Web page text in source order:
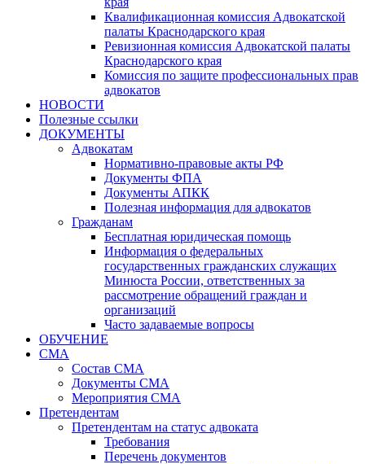
Квалификационная комиссия Адвокатской
палаты Краснодарского края
Ревизионная комиссия Адвокатской палаты
Краснодарского края
Комиссия по защите профессиональных прав
адвокатов
НОВОСТИ
Полезные ссылки
ДОКУМЕНТЫ
Адвокатам
Нормативно-правовые акты РФ
Документы ФПА
Документы АПКК
Полезная информация для адвокатов
Гражданам
Бесплатная юридическая помощь
Информация о федеральных
государственных гражданских служащих
Минюста России, ответственных за
рассмотрение обращений граждан и
организаций
Часто задаваемые вопросы
ОБУЧЕНИЕ
СМА
Состав СМА
Документы СМА
Мероприятия СМА
Претендентам
Претендентам на статус адвоката
Требования
Перечень документов